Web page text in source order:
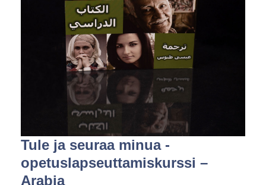
Tule ja seuraa minua -
opetuslapseuttamiskurssi –
Arabia